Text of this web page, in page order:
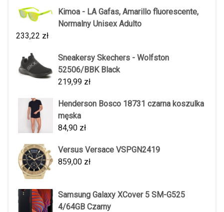
Kimoa - LA Gafas, Amarillo fluorescente,
Normalny Unisex Adulto
233,22 zł
Sneakersy Skechers - Wolfston
52506/BBK Black
219,99 zł
Henderson Bosco 18731 czarna koszulka
męska
84,90 zł
Versus Versace VSPGN2419
859,00 zł
Samsung Galaxy XCover 5 SM-G525
4/64GB Czarny